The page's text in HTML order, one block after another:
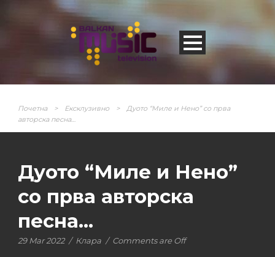
Почетна > Ексклузивно >
Дуото “Миле и Нено” со прва
авторска песна…
Дуото “Миле и Нено”
со прва авторска
песна…
29 Mar 2022 / Клара / Comments are Off